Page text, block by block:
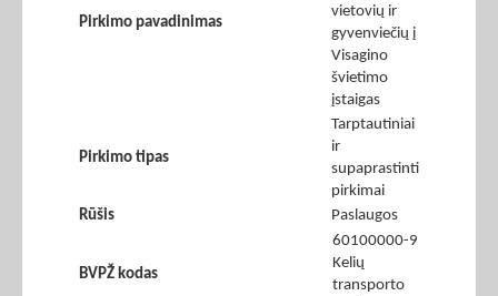
Pirkimo pavadinimas
vietovių ir
gyvenviečių į
Visagino
švietimo
įstaigas
Pirkimo tipas
Tarptautiniai
ir
supaprastinti
pirkimai
Rūšis
Paslaugos
BVPŽ kodas
60100000-9
Kelių
transporto